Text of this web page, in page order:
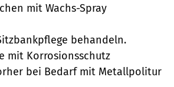
mit Wachs-Spray
behandeln.
mit Korrosionsschutz
bei Bedarf mit Metallpolitur